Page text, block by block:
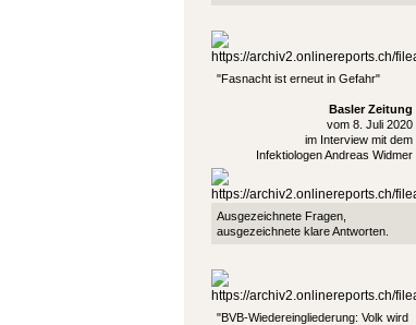
"Fasnacht ist erneut in Gefahr"
Basler Zeitung
vom 8. Juli 2020
im Interview mit dem
Infektiologen Andreas Widmer
Ausgezeichnete Fragen,
ausgezeichnete klare Antworten.
"BVB-Wiedereingliederung: Volk wird